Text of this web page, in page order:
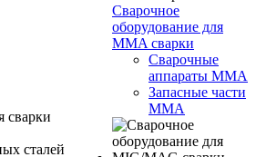
Сварочное
оборудование для
MMA сварки
Сварочные
аппараты MMA
Запасные части
MMA